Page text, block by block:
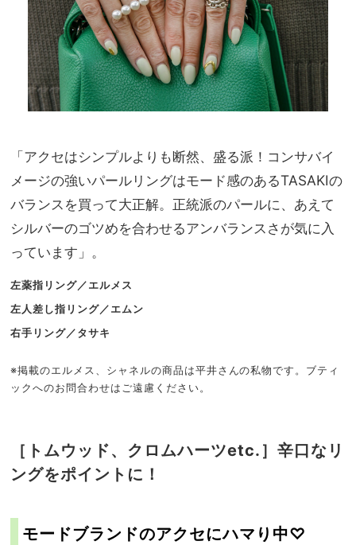
「アクセはシンプルよりも断然、盛る派！コンサバイ
メージの強いパールリングはモード感のあるTASAKIの
バランスを買って大正解。正統派のパールに、あえて
シルバーのゴツめを合わせるアンバランスさが気に入
っています」。
左薬指リング／エルメス
左人差し指リング／エムン
右手リング／タサキ
※掲載のエルメス、シャネルの商品は平井さんの私物です。ブティ
ックへのお問合わせはご遠慮ください。
［トムウッド、クロムハーツetc.］辛口なリ
ングをポイントに！
モードブランドのアクセにハマり中♡